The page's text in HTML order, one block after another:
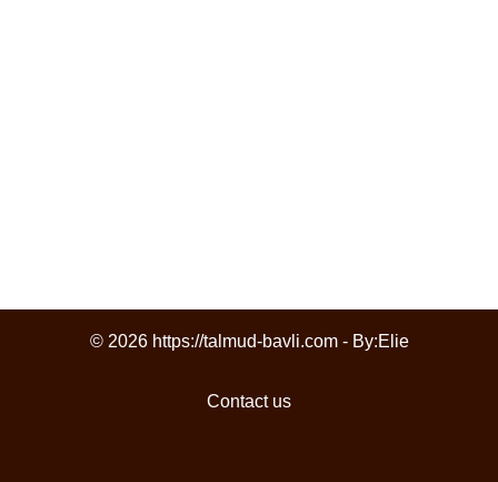
© 2026 https://talmud-bavli.com - By:Elie
Contact us